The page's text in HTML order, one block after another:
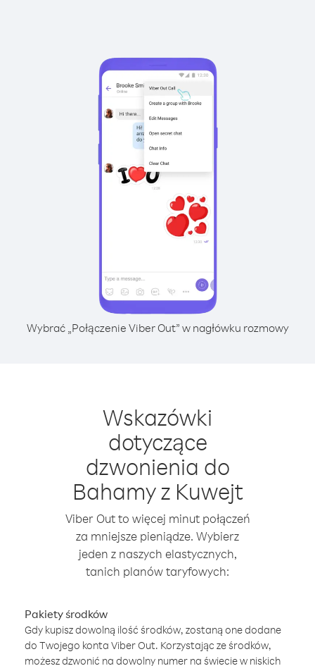
Wybrać „Połączenie Viber Out” w nagłówku rozmowy
Wskazówki
dotyczące
dzwonienia do
Bahamy z Kuwejt
Viber Out to więcej minut połączeń
za mniejsze pieniądze. Wybierz
jeden z naszych elastycznych,
tanich planów taryfowych:
Pakiety środków
Gdy kupisz dowolną ilość środków, zostaną one dodane
do Twojego konta Viber Out. Korzystając ze środków,
możesz dzwonić na dowolny numer na świecie w niskich